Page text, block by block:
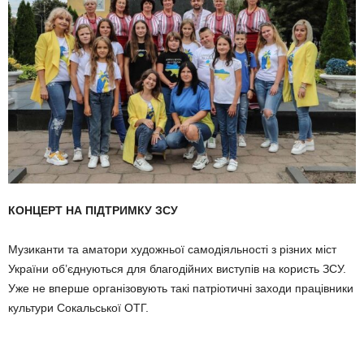
КОНЦЕРТ НА ПІДТРИМКУ ЗСУ
Музиканти та аматори художньої само­діяльності з різних міст
України об’єдну­ються для благодійних виступів на користь ЗСУ.
Уже не вперше організовують такі патріотичні заходи працівники
культури Со­кальської ОТГ.